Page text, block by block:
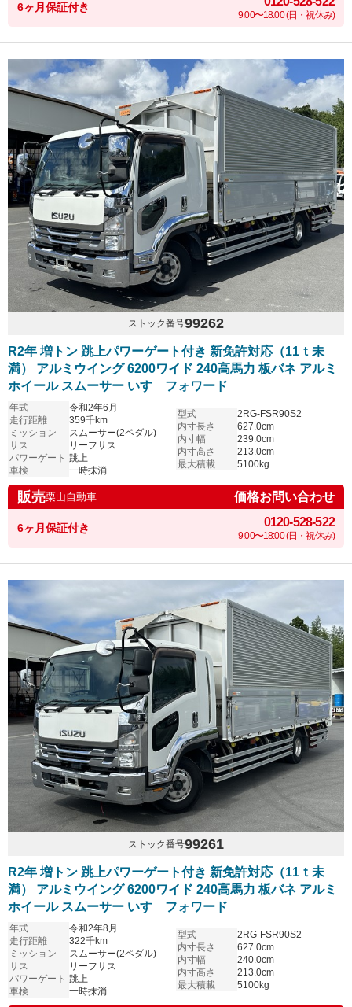
6ヶ月保証付き
9:00〜18:00 (日・祝休み)
ストック番号99262
R2年 増トン 跳上パワーゲート付き 新免許対応（11ｔ未
満） アルミウイング 6200ワイド 240高馬力 板バネ アルミ
ホイール スムーサー いすゞフォワード
年式
令和2年6月
走行距離
359千km
ミッション
スムーサー(2ペダル)
サス
リーフサス
パワーゲート 跳上
車検
一時抹消
型式
2RG-FSR90S2
内寸長さ
627.0cm
内寸幅
239.0cm
内寸高さ
213.0cm
最大積載
5100kg
販売栗山自動車 価格お問い合わせ
6ヶ月保証付き 0120-528-522
9:00〜18:00 (日・祝休み)
ストック番号99261
R2年 増トン 跳上パワーゲート付き 新免許対応（11ｔ未
満） アルミウイング 6200ワイド 240高馬力 板バネ アルミ
ホイール スムーサー いすゞフォワード
年式
令和2年8月
走行距離
322千km
ミッション
スムーサー(2ペダル)
サス
リーフサス
パワーゲート 跳上
車検
一時抹消
型式
2RG-FSR90S2
内寸長さ
627.0cm
内寸幅
240.0cm
内寸高さ
213.0cm
最大積載
5100kg